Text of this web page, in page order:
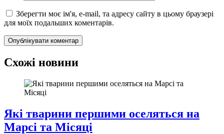
Зберегти моє ім'я, e-mail, та адресу сайту в цьому браузері
для моїх подальших коментарів.
Схожі новини
Які тварини першими оселяться на
Марсі та Місяці